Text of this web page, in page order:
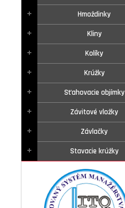
Hmoždinky
Kliny
Kolíky
Krúžky
Sťahovacie objímky
Závitové vložky
Závlačky
Stavacie krúžky